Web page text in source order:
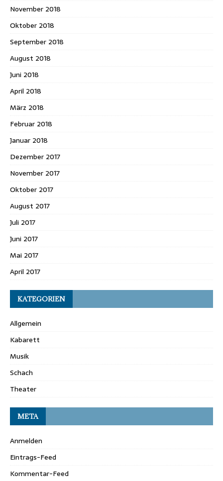
November 2018
Oktober 2018
September 2018
August 2018
Juni 2018
April 2018
März 2018
Februar 2018
Januar 2018
Dezember 2017
November 2017
Oktober 2017
August 2017
Juli 2017
Juni 2017
Mai 2017
April 2017
KATEGORIEN
Allgemein
Kabarett
Musik
Schach
Theater
META
Anmelden
Eintrags-Feed
Kommentar-Feed